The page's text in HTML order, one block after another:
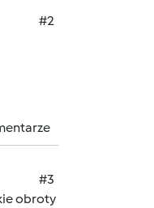
#2
#3
obroty